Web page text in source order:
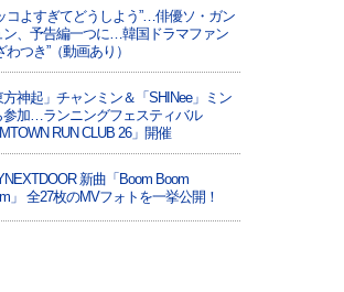
コよすぎてどうしよう”…俳優ソ・ガン
ン、予告編一つに…韓国ドラマファン
わつき”（動画あり）
方神起」チャンミン＆「SHINee」ミン
参加…ランニングフェスティバル
RUN CLUB 26」開催
新曲「Boom Boom
」 全27枚のMVフォトを一挙公開！